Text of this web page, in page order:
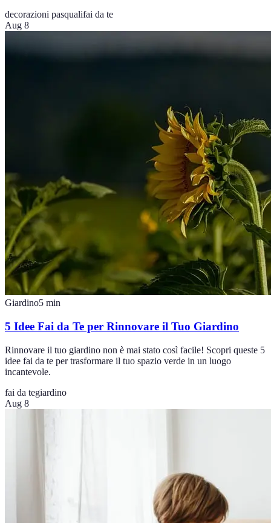
decorazioni pasqualifai da te
Aug 8
Giardino5 min
5 Idee Fai da Te per Rinnovare il Tuo Giardino
Rinnovare il tuo giardino non è mai stato così facile! Scopri queste 5
idee fai da te per trasformare il tuo spazio verde in un luogo
incantevole.
fai da tegiardino
Aug 8